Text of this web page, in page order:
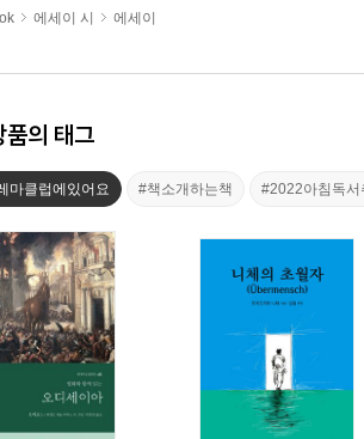
에세이 시 에세이
품의 태그
마클럽에있어요 #책소개하는책 #2022아침독서